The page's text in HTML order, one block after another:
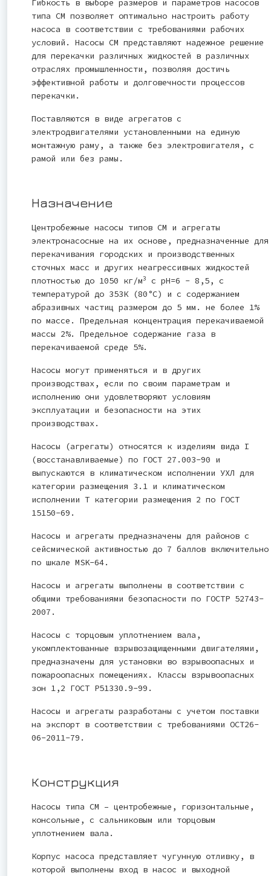
Гибкость в выборе размеров и параметров насосов
типа СМ позволяет оптимально настроить работу
насоса в соответствии с требованиями рабочих
условий. Насосы СМ представляют надежное решение
для перекачки различных жидкостей в различных
отраслях промышленности, позволяя достичь
эффективной работы и долговечности процессов
перекачки.
Поставляются в виде агрегатов с
электродвигателями установленными на единую
монтажную раму, а также без электровигателя, с
рамой или без рамы.
Назначение
Центробежные насосы типов СМ и агрегаты
электронасосные на их основе, предназначенные для
перекачивания городских и производственных
сточных масс и других неагрессивных жидкостей
плотностью до 1050 кг/м3
с рН=6 - 8,5, с
температурой до 353К (80°С) и с содержанием
абразивных частиц размером до 5 мм. не более 1%
по массе. Предельная концентрация перекачиваемой
массы 2%. Предельное содержание газа в
перекачиваемой среде 5%.
Насосы могут применяться и в других
производствах, если по своим параметрам и
исполнению они удовлетворяют условиям
эксплуатации и безопасности на этих
производствах.
Насосы (агрегаты) относятся к изделиям вида I
(восстанавливаемые) по ГОСТ 27.003-90 и
выпускаются в климатическом исполнении УХЛ для
категории размещения 3.1 и климатическом
исполнении Т категории размещения 2 по ГОСТ
15150-69.
Насосы и агрегаты предназначены для районов с
сейсмической активностью до 7 баллов включительно
по шкале MSK-64.
Насосы и агрегаты выполнены в соответствии с
общими требованиями безопасности по ГОСТР 52743-
2007.
Насосы с торцовым уплотнением вала,
укомплектованные взрывозащищенными двигателями,
предназначены для установки во взрывоопасных и
пожароопасных помещениях. Классы взрывоопасных
зон 1,2 ГОСТ Р51330.9-99.
Насосы и агрегаты разработаны с учетом поставки
на экспорт в соответствии с требованиями ОСТ26-
06-2011-79.
Конструкция
Насосы типа СМ – центробежные, горизонтальные,
консольные, с сальниковым или торцовым
уплотнением вала.
Корпус насоса представляет чугунную отливку, в
которой выполнены вход в насос и выходной